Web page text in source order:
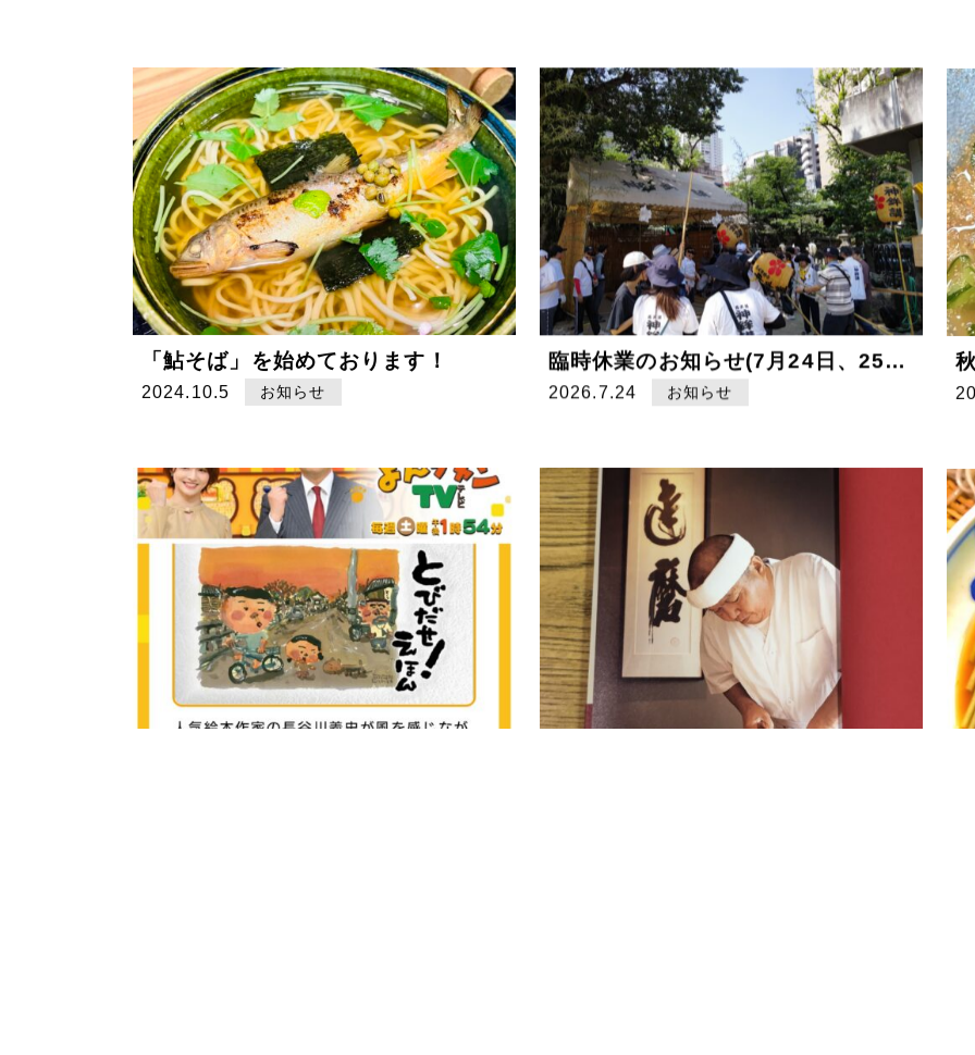
「鮎そば」を始めております！
2024.10.5 お知らせ
臨時休業のお知らせ(7月24日、25日)
2026.7.24 お知らせ